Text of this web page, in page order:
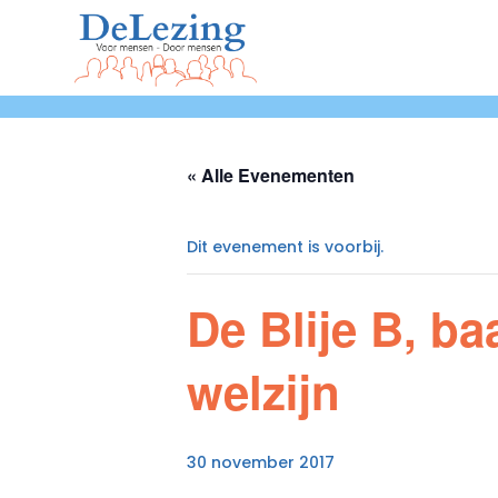
« Alle Evenementen
Dit evenement is voorbij.
De Blije B,
welzijn
30 november 2017